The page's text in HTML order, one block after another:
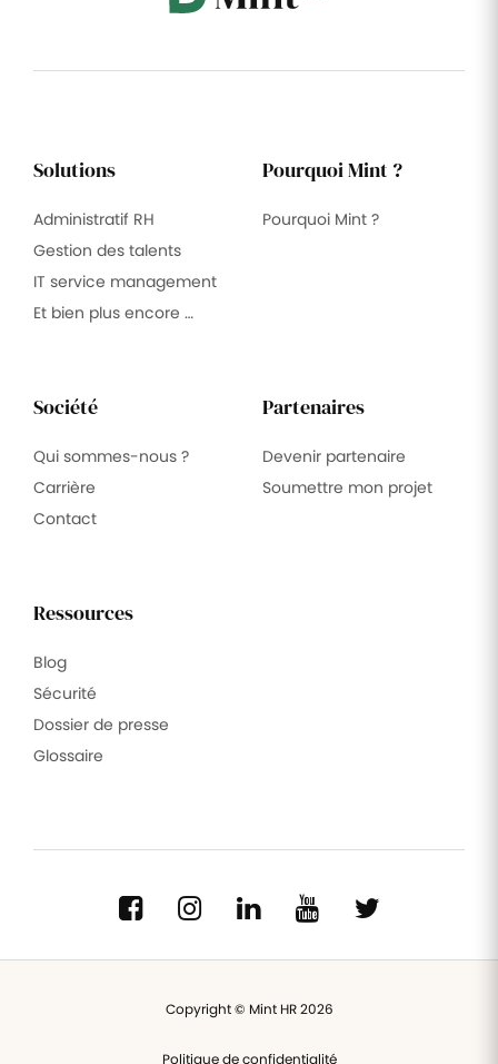
Solutions
Administratif RH
Gestion des talents
IT service management
Et bien plus encore …
Pourquoi Mint ?
Pourquoi Mint ?
Société
Qui sommes-nous ?
Carrière
Contact
Partenaires
Devenir partenaire
Soumettre mon projet
Ressources
Blog
Sécurité
Dossier de presse
Glossaire
Copyright © Mint HR 2026
Politique de confidentialité